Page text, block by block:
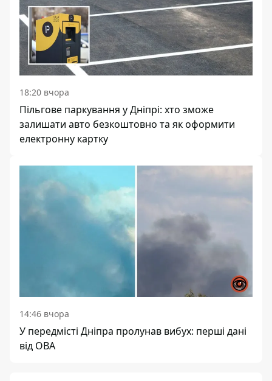
18:20 вчора
Пільгове паркування у Дніпрі: хто зможе
залишати авто безкоштовно та як оформити
електронну картку
14:46 вчора
У передмісті Дніпра пролунав вибух: перші дані
від ОВА